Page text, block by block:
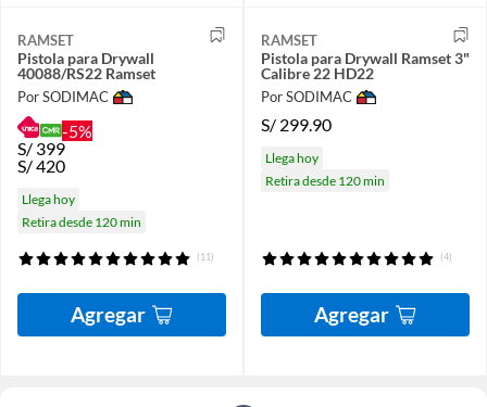
RAMSET
Pistola para Drywall
40088/RS22 Ramset
Por SODIMAC
-5%
S/ 399
S/420
Llega hoy
Retira desde 120 min
(11)
Agregar
RAMSET
Pistola para Drywall Ramset 3"
Calibre 22 HD22
Por SODIMAC
S/ 299.90
Llega hoy
Retira desde 120 min
(4)
Agregar